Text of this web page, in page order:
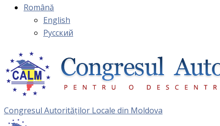
Română
English
Русский
Congresul Autorităţilor Locale din Moldova